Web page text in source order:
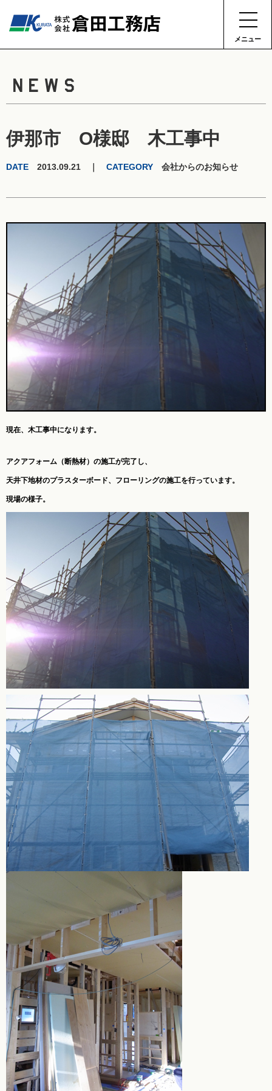
メニュー
NEWS
伊那市 O様邸 木工事中
DATE 2013.09.21 ｜ CATEGORY 会社からのお知らせ
現在、木工事中になります。
アクアフォーム（断熱材）の施工が完了し、
天井下地材のプラスターボード、フローリングの施工を行っています。
現場の様子。